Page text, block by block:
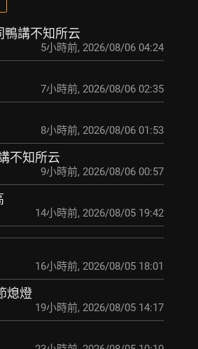
鴨講不知所云
5小時前, 2026/08/06 04:24
7小時前, 2026/08/06 02:35
8小時前, 2026/08/06 01:53
不知所云
9小時前, 2026/08/06 00:57
14小時前, 2026/08/05 19:42
16小時前, 2026/08/05 18:01
熄燈
19小時前, 2026/08/05 14:17